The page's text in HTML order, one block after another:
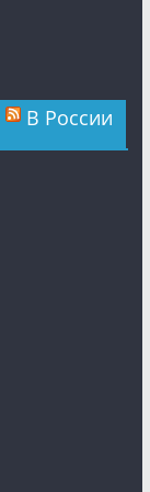
В России